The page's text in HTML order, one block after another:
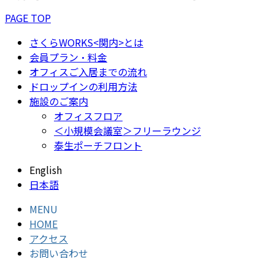
PAGE TOP
さくらWORKS<関内>とは
会員プラン・料金
オフィスご入居までの流れ
ドロップインの利用方法
施設のご案内
オフィスフロア
＜小規模会議室＞フリーラウンジ
泰生ポーチフロント
English
日本語
MENU
HOME
アクセス
お問い合わせ